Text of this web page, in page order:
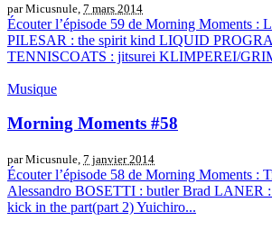
par Micusnule, 7 mars 2014
Écouter l’épisode 59 de Morning Moments :
PILESAR : the spirit kind LIQUID
TENNISCOATS : jitsurei KLIMPEREI/
Musique
Morning Moments #58
par Micusnule, 7 janvier 2014
Écouter l’épisode 58 de Morning Moments :
Alessandro BOSETTI : butler Brad LANER
kick in the part(part 2) Yuichiro...